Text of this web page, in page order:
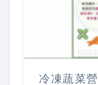
冷凍蔬菜